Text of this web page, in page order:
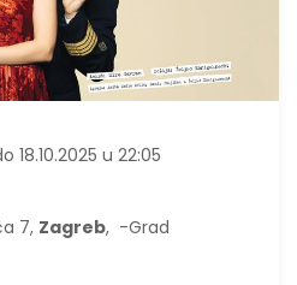
18.10.2025 u 22:05
7, Zagreb, -Grad